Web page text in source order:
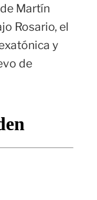
Martín
Rosario, el
y
de